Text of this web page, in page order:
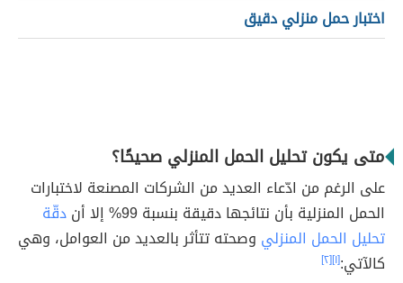
اختبار حمل منزلي دقيق
متى يكون تحليل الحمل المنزلي صحيحًا؟
على الرغم من ادّعاء العديد من الشركات المصنعة لاختبارات
الحمل المنزلية بأن نتائجها دقيقة بنسبة 99% إلا أن
دقّة
تحليل الحمل المنزلي وصحته تتأثر بالعديد من العوامل، وهي
كالآتي:[١] [٢]